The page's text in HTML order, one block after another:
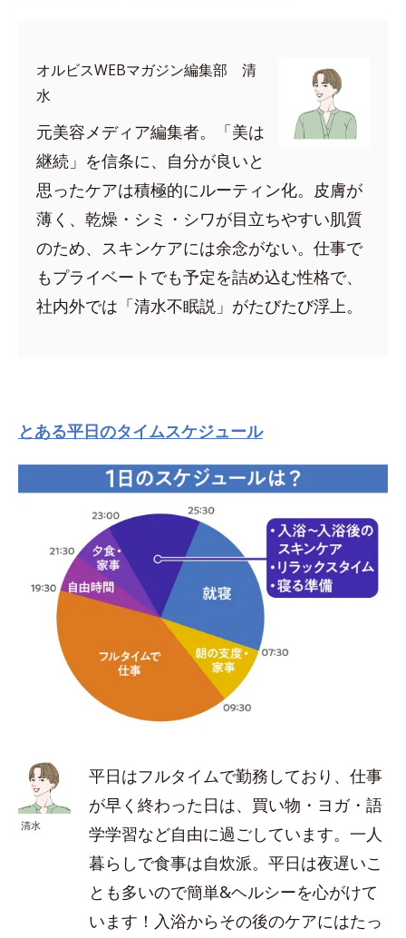
オルビスWEBマガジン編集部 清
水
元美容メディア編集者。「美は
継続」を信条に、自分が良いと
思ったケアは積極的にルーティン化。皮膚が
薄く、乾燥・シミ・シワが目立ちやすい肌質
のため、スキンケアには余念がない。仕事で
もプライベートでも予定を詰め込む性格で、
社内外では「清水不眠説」がたびたび浮上。
とある平日のタイムスケジュール
清水
平日はフルタイムで勤務しており、仕事
が早く終わった日は、買い物・ヨガ・語
学学習など自由に過ごしています。一人
暮らしで食事は自炊派。平日は夜遅いこ
とも多いので簡単&ヘルシーを心がけて
います！入浴からその後のケアにはたっ